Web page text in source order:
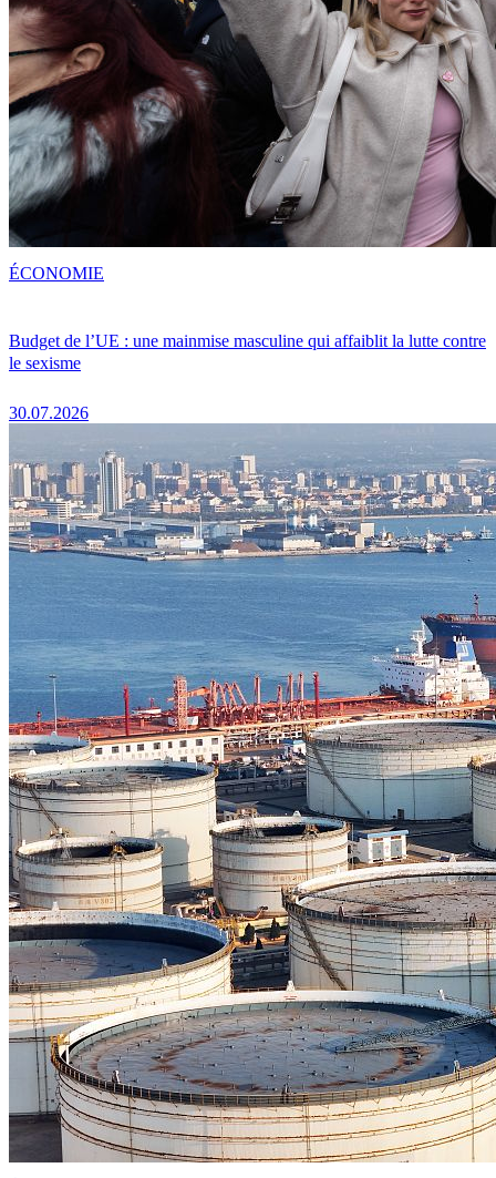
Budget de l’UE : une mainmise masculine qui affaiblit la lutte contre
le sexisme
30.07.2026
ÉCONOMIE